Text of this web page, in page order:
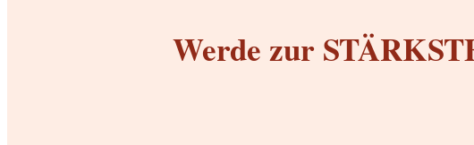
Werde zur